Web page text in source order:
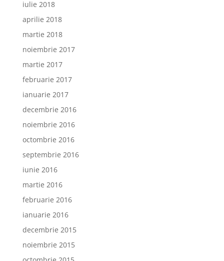
iulie 2018
aprilie 2018
martie 2018
noiembrie 2017
martie 2017
februarie 2017
ianuarie 2017
decembrie 2016
noiembrie 2016
octombrie 2016
septembrie 2016
iunie 2016
martie 2016
februarie 2016
ianuarie 2016
decembrie 2015
noiembrie 2015